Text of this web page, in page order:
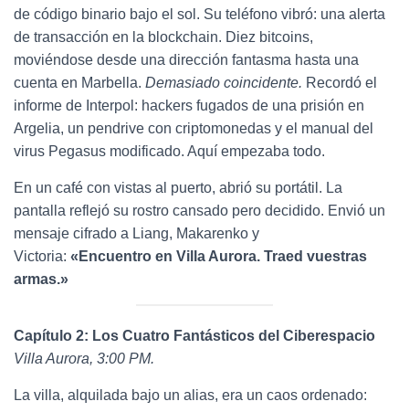
de código binario bajo el sol. Su teléfono vibró: una alerta
de transacción en la blockchain. Diez bitcoins,
moviéndose desde una dirección fantasma hasta una
cuenta en Marbella. Demasiado coincidente. Recordó el
informe de Interpol: hackers fugados de una prisión en
Argelia, un pendrive con criptomonedas y el manual del
virus Pegasus modificado. Aquí empezaba todo.
En un café con vistas al puerto, abrió su portátil. La
pantalla reflejó su rostro cansado pero decidido. Envió un
mensaje cifrado a Liang, Makarenko y
Victoria: «Encuentro en Villa Aurora. Traed vuestras
armas.»
Capítulo 2: Los Cuatro Fantásticos del Ciberespacio
Villa Aurora, 3:00 PM.
La villa, alquilada bajo un alias, era un caos ordenado: